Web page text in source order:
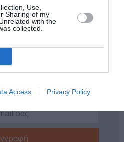
Use,
Sharing of my
with the
collected.
Access Privacy Policy
ΕΙΚΑΣΤΙΚΕΣ ΕΚΘΕΣΕΙΣ